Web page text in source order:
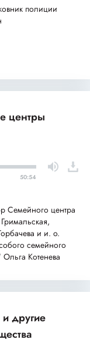
полиции
центры
50:54
Семейного центра
и и. о.
семейного
Котенева
другие